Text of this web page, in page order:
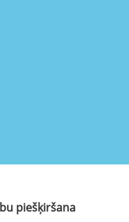
piešķiršana